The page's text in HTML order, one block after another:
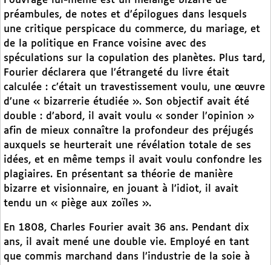
préambules, de notes et d’épilogues dans lesquels
une critique perspicace du commerce, du mariage, et
de la politique en France voisine avec des
spéculations sur la copulation des planètes. Plus tard,
Fourier déclarera que l’étrangeté du livre était
calculée : c’était un travestissement voulu, une œuvre
d’une « bizarrerie étudiée ». Son objectif avait été
double : d’abord, il avait voulu « sonder l’opinion »
afin de mieux connaître la profondeur des préjugés
auxquels se heurterait une révélation totale de ses
idées, et en même temps il avait voulu confondre les
plagiaires. En présentant sa théorie de manière
bizarre et visionnaire, en jouant à l’idiot, il avait
tendu un « piège aux zoïles ».
En 1808, Charles Fourier avait 36 ans. Pendant dix
ans, il avait mené une double vie. Employé en tant
que commis marchand dans l’industrie de la soie à